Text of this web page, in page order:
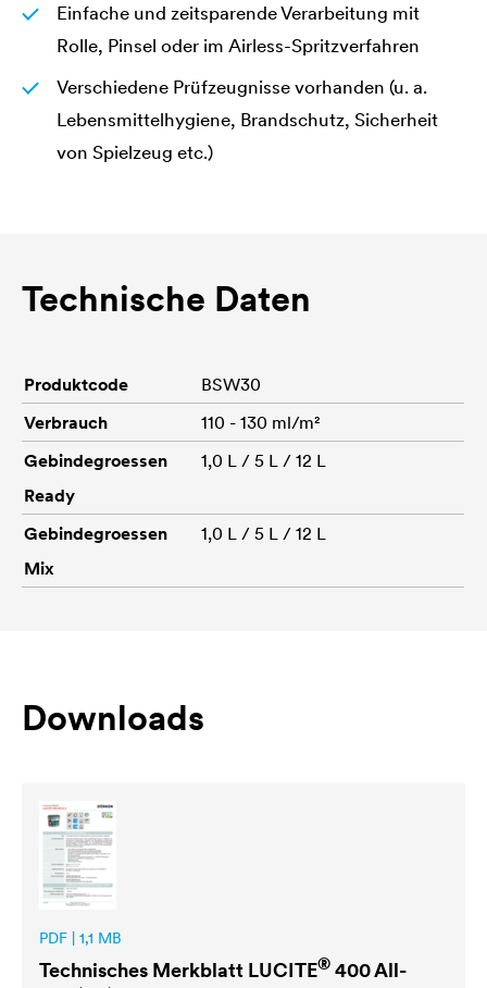
Einfache und zeitsparende Verarbeitung mit
Rolle, Pinsel oder im Airless-Spritzverfahren
Verschiedene Prüfzeugnisse vorhanden (u. a.
Lebensmittelhygiene, Brandschutz, Sicherheit
von Spielzeug etc.)
Technische Daten
Produktcode
BSW30
Verbrauch
110 - 130 ml/m²
Gebindegroessen
Ready
1,0 L / 5 L / 12 L
Gebindegroessen
Mix
1,0 L / 5 L / 12 L
Downloads
PDF | 1,1 MB
Technisches Merkblatt LUCITE® 400 All-